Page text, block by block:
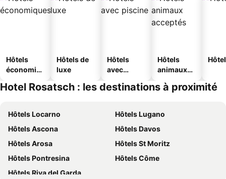
Hôtels
économiq
Hôtels de
luxe
Hôtels
avec
Hôtels
animaux
Hotel Rosatsch : les destinations à proximité
Hôtels Locarno
Hôtels Lugano
Hôtels Ascona
Hôtels Davos
Hôtels Arosa
Hôtels St Moritz
Hôtels Pontresina
Hôtels Côme
Hôtels Riva del Garda